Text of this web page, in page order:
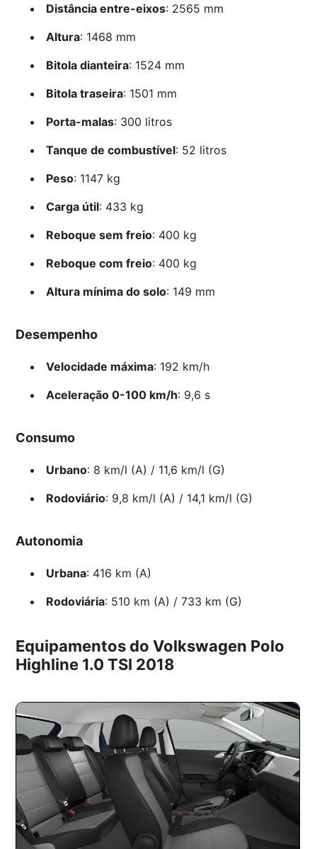
Distância entre-eixos: 2565 mm
Altura: 1468 mm
Bitola dianteira: 1524 mm
Bitola traseira: 1501 mm
Porta-malas: 300 litros
Tanque de combustível: 52 litros
Peso: 1147 kg
Carga útil: 433 kg
Reboque sem freio: 400 kg
Reboque com freio: 400 kg
Altura mínima do solo: 149 mm
Desempenho
Velocidade máxima: 192 km/h
Aceleração 0-100 km/h: 9,6 s
Consumo
Urbano: 8 km/l (A) / 11,6 km/l (G)
Rodoviário: 9,8 km/l (A) / 14,1 km/l (G)
Autonomia
Urbana: 416 km (A)
Rodoviária: 510 km (A) / 733 km (G)
Equipamentos do Volkswagen Polo
Highline 1.0 TSI 2018